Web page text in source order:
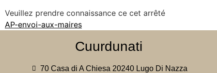
Veuillez prendre connaissance ce cet arrêté
AP-envoi-aux-maires
Cuurdunati
70 Casa di A Chiesa 20240 Lugo Di Nazza